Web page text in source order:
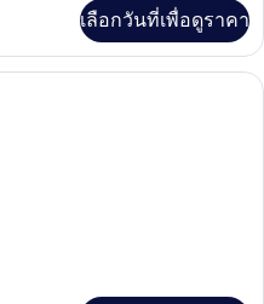
เลือกวันที่เพื่อดูราคา
ห้องพัก (King with Sofa Bed) | ผ้าปูที่